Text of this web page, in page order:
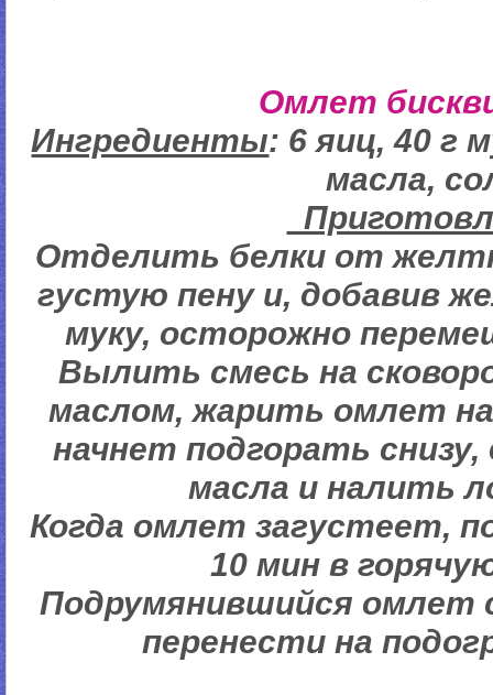
Омлет
Ингредиенты: 6 яиц, 40 г
масла,
Отделить белки от
густую пену и, добавив
муку, осторожно
Вылить смесь на
маслом, жарить омлет
начнет подгорать
масла и налить
Когда омлет загустеет,
10 мин в
Подрумянившийся омлет
перенести на